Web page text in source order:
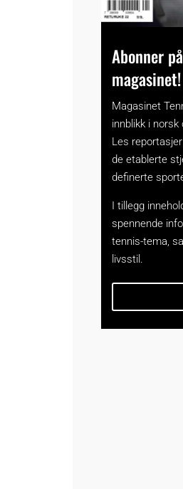
Abonner
magasinet!
Magasinet
innblikk i
Les
de etablerte
definerte
I tillegg
spennende
tennis-tema,
livsstil.